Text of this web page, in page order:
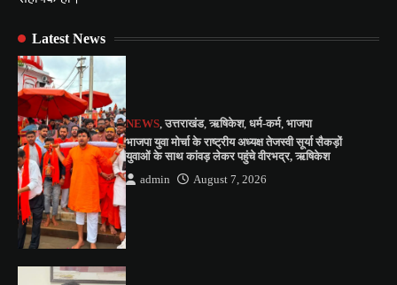
Latest News
NEWS,उत्तराखंड,ऋषिकेश,धर्म-कर्म,भाजपा
भाजपा युवा मोर्चा के राष्ट्रीय अध्यक्ष तेजस्वी सूर्या सैकड़ों
युवाओं के साथ कांवड़ लेकर पहुंचे वीरभद्र, ऋषिकेश
admin August 7, 2026